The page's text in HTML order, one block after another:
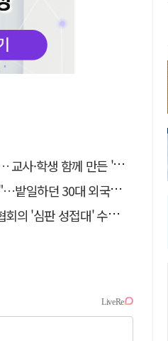
학생 함께 만든 '미래교실'
노동자, 실종 하루 만 숨진 채 발견
접대' 수사 여부 검토한다